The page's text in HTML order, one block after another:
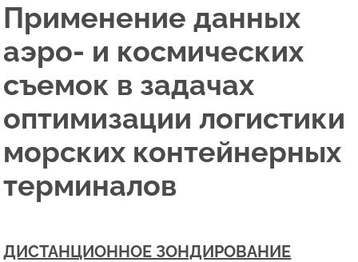
Применение данных
аэро- и космических
съемок в задачах
оптимизации логистики
морских контейнерных
терминалов
ДИСТАНЦИОННОЕ ЗОНДИРОВАНИЕ